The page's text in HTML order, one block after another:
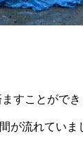
すことができ
が流れていま